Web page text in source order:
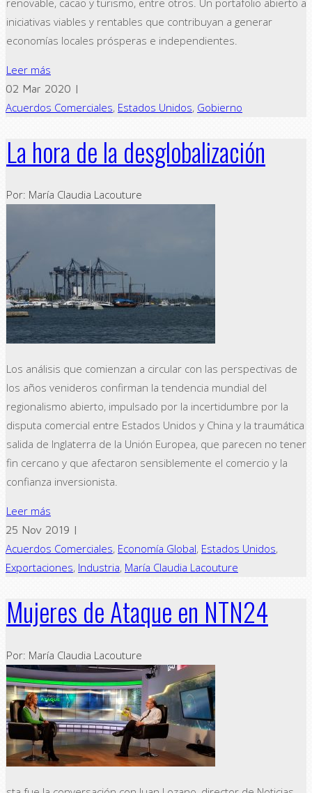
iniciativas viables y rentables que contribuyan a generar
economías locales prósperas e independientes.
Leer más
02 Mar 2020 |
Acuerdos Comerciales, Estados Unidos, Gobierno
La hora de la desglobalización
Por: María Claudia Lacouture
Los análisis que comienzan a circular con las perspectivas de
los años venideros confirman la tendencia mundial del
regionalismo abierto, impulsado por la incertidumbre por la
disputa comercial entre Estados Unidos y China y la traumática
salida de Inglaterra de la Unión Europea, que parecen no tener
fin cercano y que afectaron sensiblemente el comercio y la
confianza inversionista.
Leer más
25 Nov 2019 |
Acuerdos Comerciales, Economía Global, Estados Unidos,
Exportaciones, Industria, María Claudia Lacouture
Mujeres de Ataque en NTN24
Por: María Claudia Lacouture